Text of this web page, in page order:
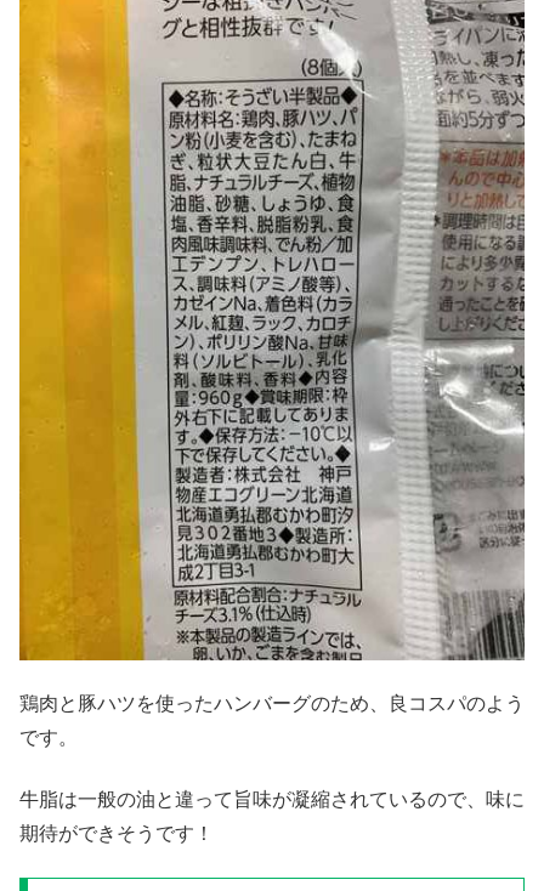
鶏肉と豚ハツを使ったハンバーグのため、良コスパのよう
です。
牛脂は一般の油と違って旨味が凝縮されているので、味に
期待ができそうです！